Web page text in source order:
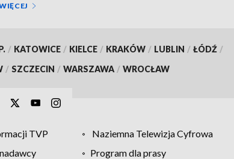
/ KATOWICE / KIELCE / KRAKÓW / LUBLIN / ŁÓDŹ /
/ SZCZECIN / WARSZAWA / WROCŁAW
TVP Naziemna Telewizja Cyfrowa
Program dla prasy